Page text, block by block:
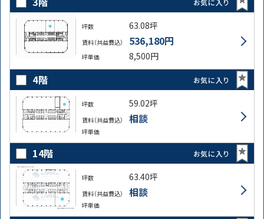
坪数 63.08坪
賃料（共益費込） 536,180円
坪単価 8,500円
4階 お気に入り
坪数 59.02坪
賃料（共益費込） 相談
坪単価
14階 お気に入り
坪数 63.40坪
賃料（共益費込） 相談
坪単価